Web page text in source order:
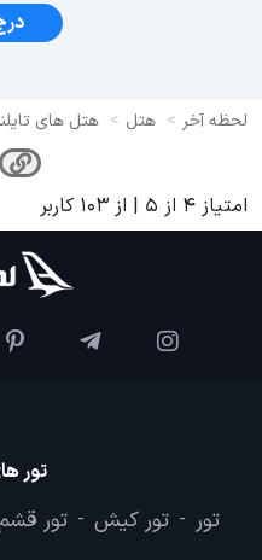
لحظه آخر هتل هتل های
امتیاز 4 از 5 | از 103 کاربر
تور
تور - تور کیش - تور